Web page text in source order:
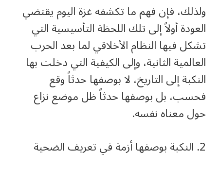
ولذلك، فإن فهم ما تكشفه غزة اليوم يقتضي
العودة أولاً إلى تلك اللحظة التأسيسية التي
تشكل فيها النظام الأخلاقي لما بعد الحرب
العالمية الثانية، وإلى الكيفية التي دخلت بها
النكبة إلى التاريخ، لا بوصفها حدثاً وقع
فحسب، بل بوصفها حدثاً ظل موضع نزاع
حول معناه نفسه.
2. النكبة بوصفها أزمة في تعريف الضحية